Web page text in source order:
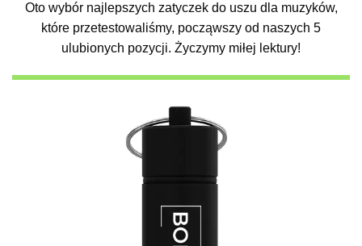
Oto wybór najlepszych zatyczek do uszu dla muzyków,
które przetestowaliśmy, począwszy od naszych 5
ulubionych pozycji. Życzymy miłej lektury!